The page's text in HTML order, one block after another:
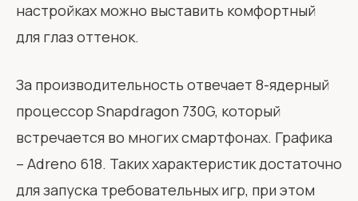
настройках можно выставить комфортный
для глаз оттенок.
За производительность отвечает 8-ядерный
процессор Snapdragon 730G, который
встречается во многих смартфонах. Графика
– Adreno 618. Таких характеристик достаточно
для запуска требовательных игр, при этом